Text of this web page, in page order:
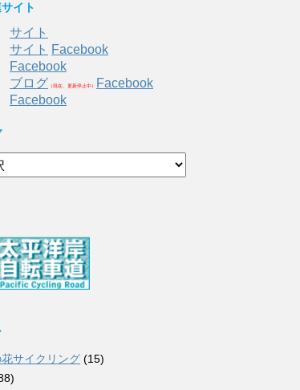
イト
サイト
サイト Facebook
Facebook
ブログ （現在、更新停止中）
Facebook
Facebook
サイクリング (15)